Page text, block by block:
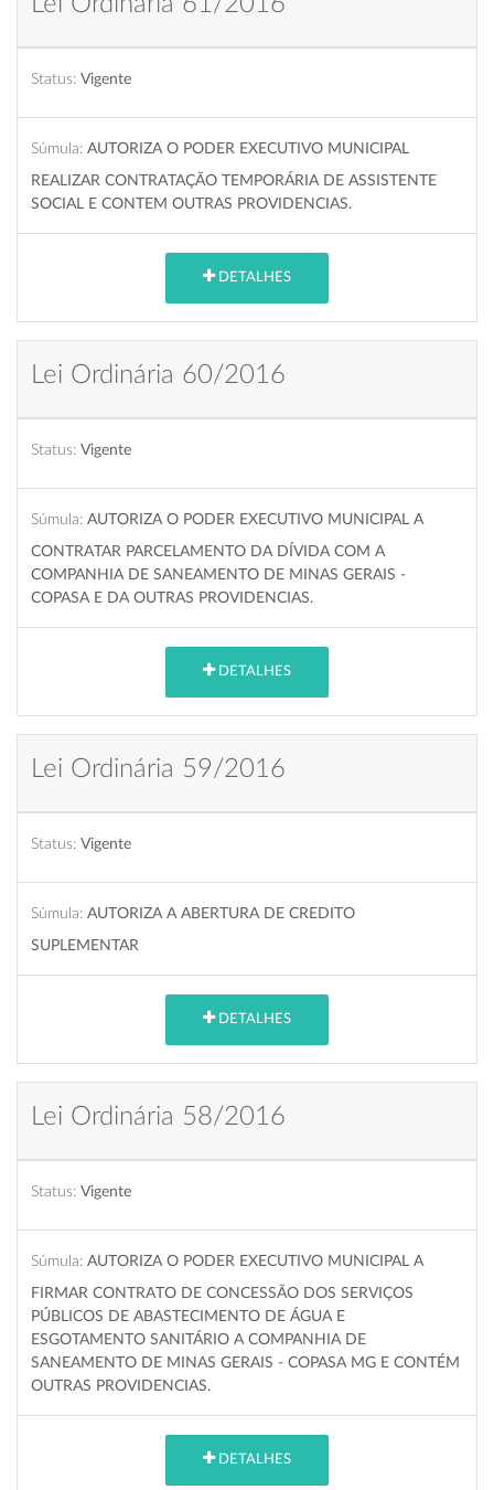
Status: Vigente
Súmula: AUTORIZA O PODER EXECUTIVO MUNICIPAL
REALIZAR CONTRATAÇÃO TEMPORÁRIA DE ASSISTENTE
SOCIAL E CONTEM OUTRAS PROVIDENCIAS.
DETALHES
Lei Ordinária 60/2016
Status: Vigente
Súmula: AUTORIZA O PODER EXECUTIVO MUNICIPAL A
CONTRATAR PARCELAMENTO DA DÍVIDA COM A
COMPANHIA DE SANEAMENTO DE MINAS GERAIS -
COPASA E DA OUTRAS PROVIDENCIAS.
DETALHES
Lei Ordinária 59/2016
Status: Vigente
Súmula: AUTORIZA A ABERTURA DE CREDITO
SUPLEMENTAR
DETALHES
Lei Ordinária 58/2016
Status: Vigente
Súmula: AUTORIZA O PODER EXECUTIVO MUNICIPAL A
FIRMAR CONTRATO DE CONCESSÃO DOS SERVIÇOS
PÚBLICOS DE ABASTECIMENTO DE ÁGUA E
ESGOTAMENTO SANITÁRIO A COMPANHIA DE
SANEAMENTO DE MINAS GERAIS - COPASA MG E CONTÉM
OUTRAS PROVIDENCIAS.
DETALHES